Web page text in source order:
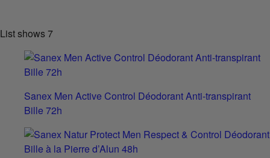
List shows7
Sanex Men Active Control Déodorant Anti-transpirant
Bille 72h